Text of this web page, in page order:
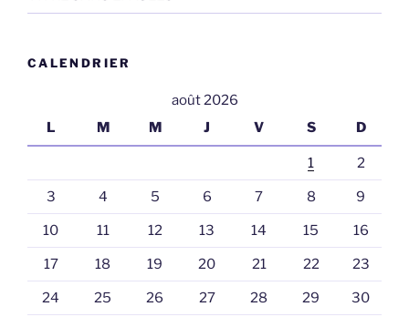
CALENDRIER
août 2026
L
M M J V S D
1 2
3 4 5 6 7 8 9
10 11 12 13 14 15 16
17 18 19 20 21 22 23
24 25 26 27 28 29 30